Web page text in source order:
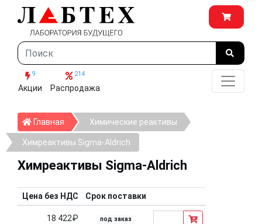
9
Акции
214
Распродажа
Главная ГлавнаяХимические реактивы
Химреактивы Sigma-Aldrich
Химреактивы Sigma-Aldrich
Цена без НДС Срок поставки
18 422₽ под заказ